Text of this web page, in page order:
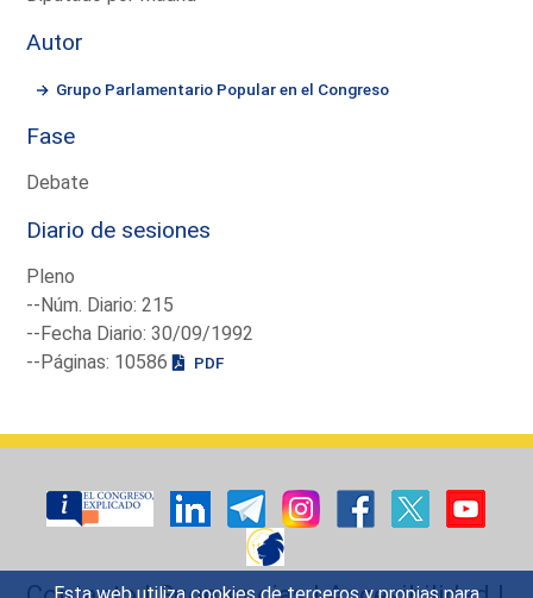
Autor
Grupo Parlamentario Popular en el Congreso
Fase
Debate
Diario de sesiones
Pleno
--Núm. Diario: 215
--Fecha Diario: 30/09/1992
--Páginas: 10586
PDF